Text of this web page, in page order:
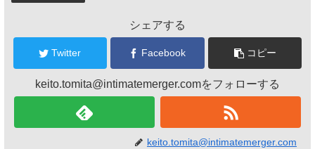
シェアする
Twitter Facebook コピー
keito.tomita@intimatemerger.comをフォローする
keito.tomita@intimatemerger.com